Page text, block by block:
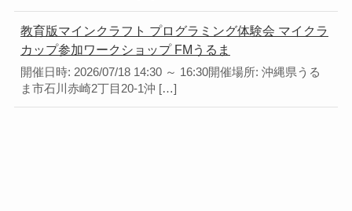
教育版マインクラフト プログラミング体験会 マイクラ
カップ参加ワークショップ FMうるま
開催日時: 2026/07/18 14:30 ～ 16:30開催場所: 沖縄県うる
ま市石川赤崎2丁目20-1沖 […]